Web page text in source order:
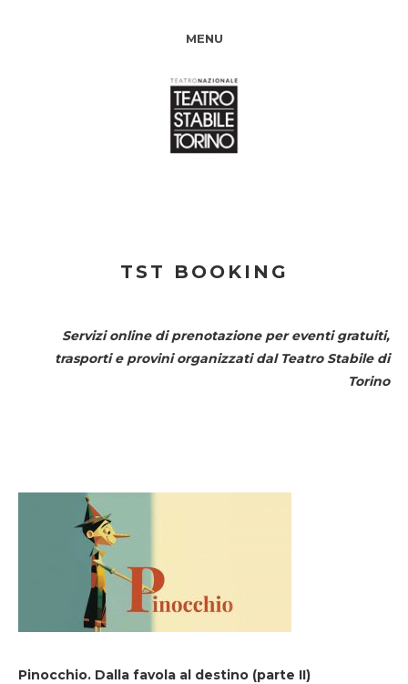
MENU
TST BOOKING
Servizi online di prenotazione per eventi gratuiti,
trasporti e provini organizzati dal Teatro Stabile di
Torino
Pinocchio. Dalla favola al destino (parte II)